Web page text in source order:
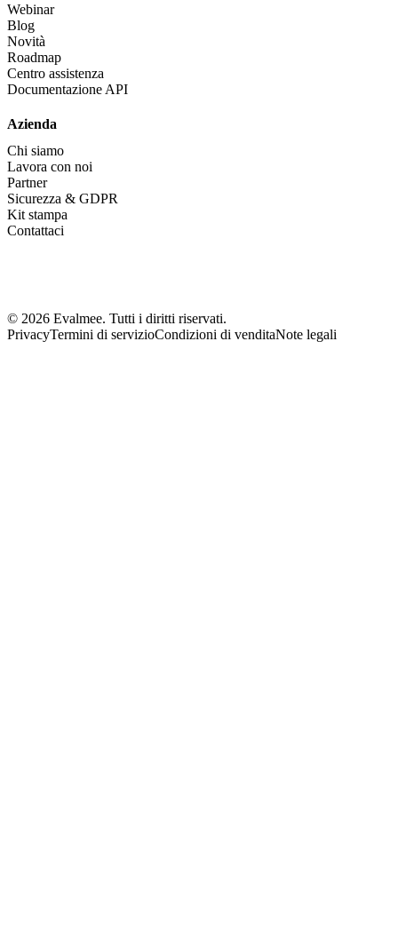
Webinar
Blog
Novità
Roadmap
Centro assistenza
Documentazione API
Azienda
Chi siamo
Lavora con noi
Partner
Sicurezza & GDPR
Kit stampa
Contattaci
© 2026 Evalmee. Tutti i diritti riservati.
PrivacyTermini di servizioCondizioni di venditaNote legali